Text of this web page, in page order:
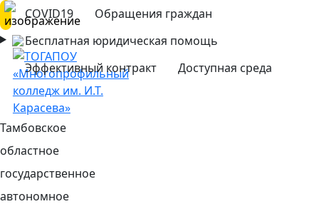
COVID19
Обращения граждан
Бесплатная юридическая помощь
Эффективный контракт
Доступная среда
Тамбовское
областное
государственное
автономное